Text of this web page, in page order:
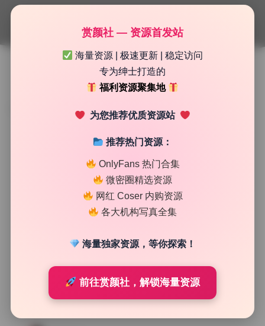
Maruemon 24套20.9G写真合集 无水印精选 持续更新
赏颜社 — 资源首发站
海量资源 | 极速更新 | 稳定访问
专为绅士打造的
福利资源聚集地
为您推荐优质资源站
推荐热门资源：
OnlyFans 热门合集
微密圈精选资源
网红 Coser 内购资源
各大机构写真全集
海量独家资源，等你探索！
前往赏颜社，解锁海量资源